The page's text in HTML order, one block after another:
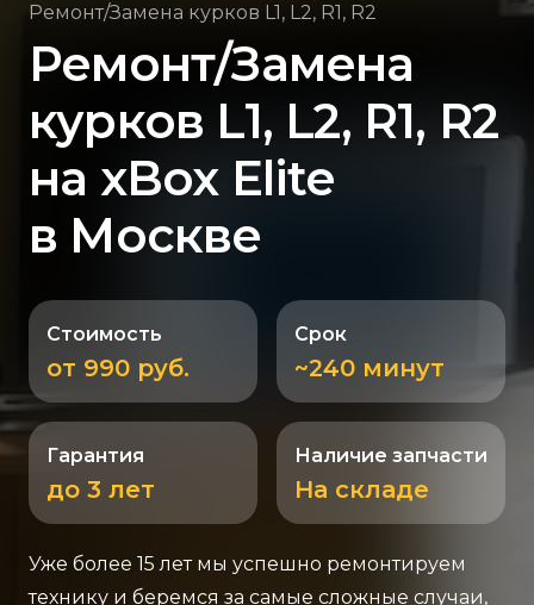
Ремонт/Замена курков L1, L2, R1, R2
Ремонт/Замена
курков L1, L2, R1, R2
на xBox Elite
в Москве
Стоимость
от 990 руб.
Срок
~240 минут
Гарантия
до 3 лет
Наличие запчасти
На складе
Уже более 15 лет мы успешно ремонтируем
технику и беремся за самые сложные случаи,